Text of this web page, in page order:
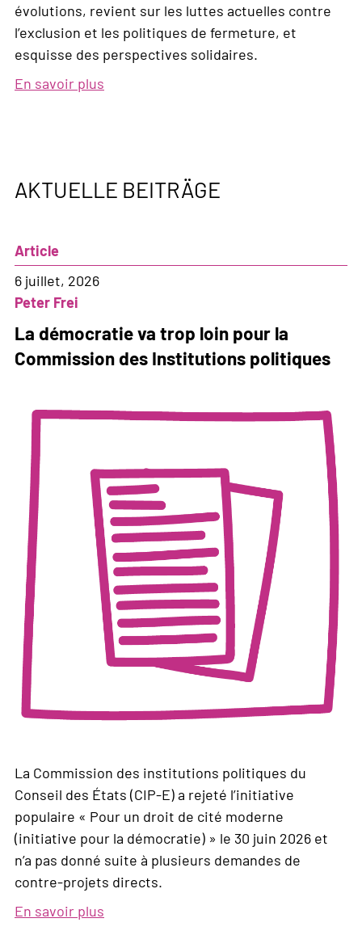
évolutions, revient sur les luttes actuelles contre
l’exclusion et les politiques de fermeture, et
esquisse des perspectives solidaires.
En savoir plus
AKTUELLE BEITRÄGE
Article
6 juillet, 2026
Peter Frei
La démocratie va trop loin pour la
Commission des Institutions politiques
La Commission des institutions politiques du
Conseil des États (CIP-E) a rejeté l’initiative
populaire « Pour un droit de cité moderne
(initiative pour la démocratie) » le 30 juin 2026 et
n’a pas donné suite à plusieurs demandes de
contre-projets directs.
En savoir plus